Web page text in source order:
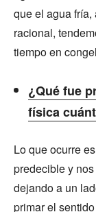
que el agua
racional,
tiempo en
¿Qué fue
física
Lo que ocurre
predecible y
dejando a un
primar el